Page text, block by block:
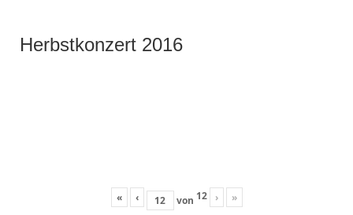
Herbstkonzert 2016
« ‹ von 12 › »